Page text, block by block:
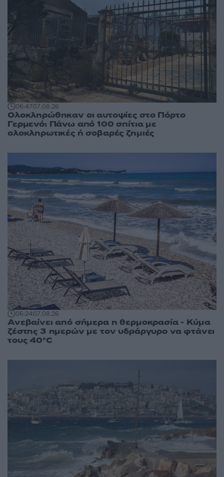
06:4707.08.26
Ολοκληρώθηκαν οι αυτοψίες στο Πόρτο
Γερμενό: Πάνω από 100 σπίτια με
ολοκληρωτικές ή σοβαρές ζημιές
06:2407.08.26
Ανεβαίνει από σήμερα η θερμοκρασία - Κύμα
ζέστης 3 ημερών με τον υδράργυρο να φτάνει
τους 40°C